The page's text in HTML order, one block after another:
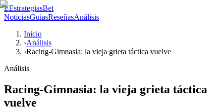
EEstrategiasBet
NoticiasGuíasReseñasAnálisis
Inicio
›Análisis
›Racing-Gimnasia: la vieja grieta táctica vuelve
Análisis
Racing-Gimnasia: la vieja grieta táctica
vuelve